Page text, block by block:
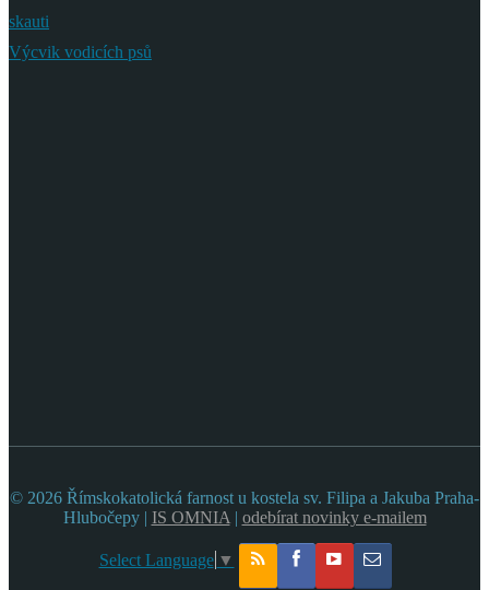
skauti
Výcvik vodicích psů
© 2026 Římskokatolická farnost u kostela sv. Filipa a Jakuba Praha-
Hlubočepy | IS OMNIA | odebírat novinky e-mailem
Select Language ▼